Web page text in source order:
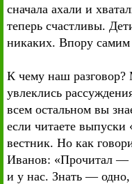
сначала ахали и
теперь счастливы.
никаких. Впору самим
К чему наш
увлеклись
всем остальном вы
если читаете
вестник. Но как
Иванов: «Прочитал
и у нас. Знать —